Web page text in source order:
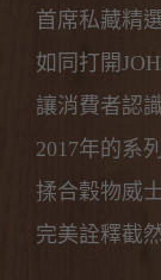
首席私藏精
如同打開
讓消費者認
2017年的系
揉合穀物威
完美詮釋截